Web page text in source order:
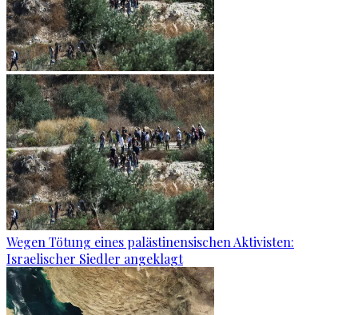
Wegen Tötung eines palästinensischen Aktivisten:
Israelischer Siedler angeklagt